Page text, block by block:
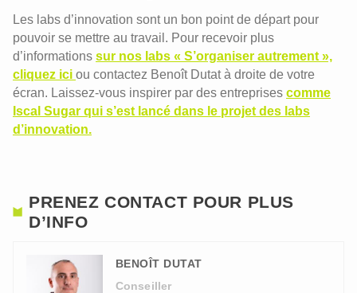
Les labs d’innovation sont un bon point de départ pour
pouvoir se mettre au travail. Pour recevoir plus
d’informations sur nos labs « S’organiser autrement »,
cliquez ici ou contactez Benoît Dutat à droite de votre
écran. Laissez-vous inspirer par des entreprises comme
Iscal Sugar qui s’est lancé dans le projet des labs
d’innovation.
PRENEZ CONTACT POUR PLUS
D’INFO
BENOÎT DUTAT
Conseiller